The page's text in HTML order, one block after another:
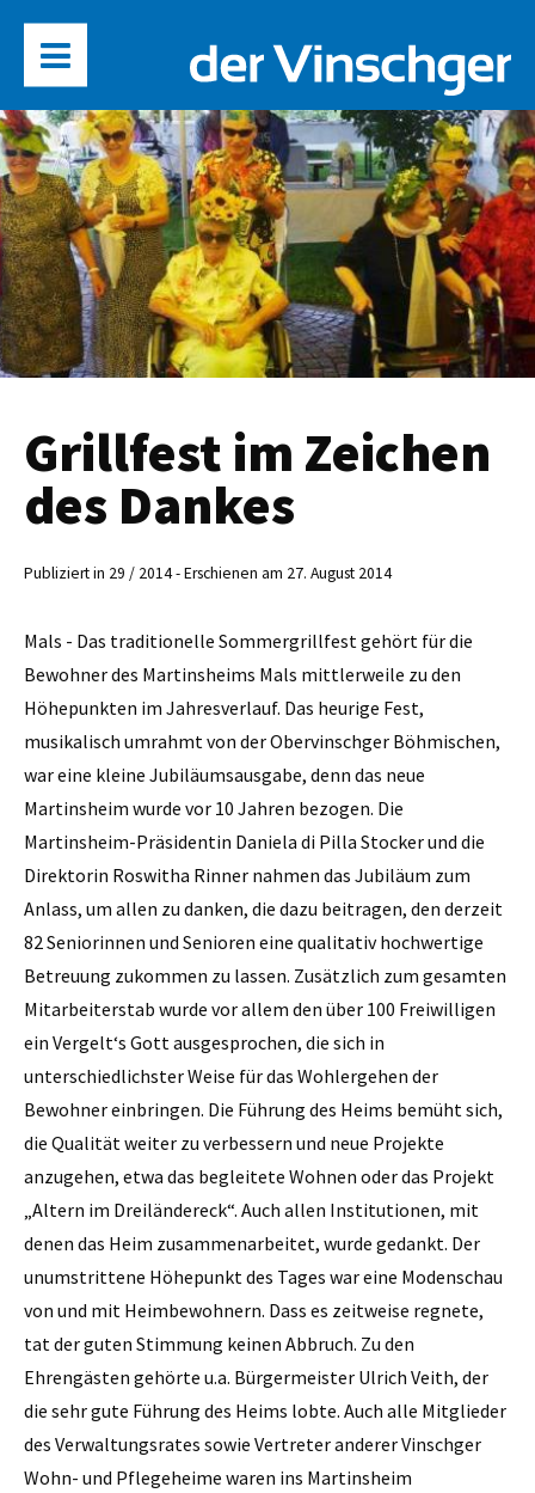
Grillfest im Zeichen
des Dankes
Publiziert in 29 / 2014 - Erschienen am 27. August 2014
Mals - Das traditionelle Sommergrillfest gehört für die
Bewohner des Martinsheims Mals mittlerweile zu den
Höhepunkten im Jahresverlauf. Das heurige Fest,
musikalisch umrahmt von der Obervinschger Böhmischen,
war eine kleine Jubiläums­ausgabe, denn das neue
Martinsheim wurde vor 10 Jahren bezogen. Die
Martinsheim-Präsidentin Daniela di Pilla Stocker und die
Direktorin Roswitha Rinner nahmen das Jubiläum zum
Anlass, um allen zu danken, die dazu beitragen, den derzeit
82 Seniorinnen und Senioren eine qualitativ hochwertige
Betreuung zukommen zu lassen. Zusätzlich zum gesamten
Mitarbeiterstab wurde vor allem den über 100 Freiwilligen
ein Vergelt‘s Gott ausgesprochen, die sich in
unterschiedlichster Weise für das Wohlergehen der
Bewohner einbringen. Die Führung des Heims bemüht sich,
die Qualität weiter zu verbessern und neue Projekte
anzugehen, etwa das begleitete Wohnen oder das Projekt
„Altern im Dreiländereck“. Auch allen Institutionen, mit
denen das Heim zusammenarbeitet, wurde gedankt. Der
unumstrittene Höhepunkt des Tages war eine Modenschau
von und mit Heimbewohnern. Dass es zeitweise regnete,
tat der guten Stimmung keinen Abbruch. Zu den
Ehrengästen gehörte u.a. Bürgermeister Ulrich Veith, der
die sehr gute Führung des Heims lobte. Auch alle Mitglieder
des Verwaltungsrates sowie Vertreter anderer ­Vinschger
Wohn- und Pflegeheime waren ins Martinsheim